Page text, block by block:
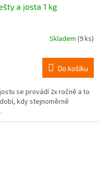
a josta 1 kg
Skladem (9 ks)
Do košíku
se provádí 2x ročně a to
kdy stejnoměrně